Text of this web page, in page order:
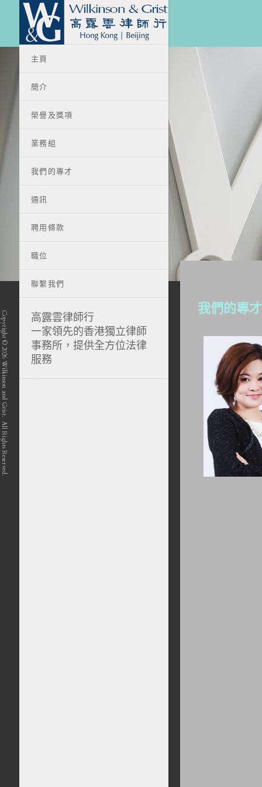
我們的專才
主頁
簡介
榮譽及獎項
業務組
我們的專才
通訊
聘用條款
職位
聯繫我們
Copyright © 2026 Wilkinson and Grist. All Rights Reserved.
高露雲律師行
一家領先的香港獨立律師
事務所，提供全方位法律
服務